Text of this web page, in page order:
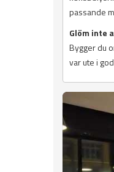
passande
Glöm inte
Bygger du
var ute i